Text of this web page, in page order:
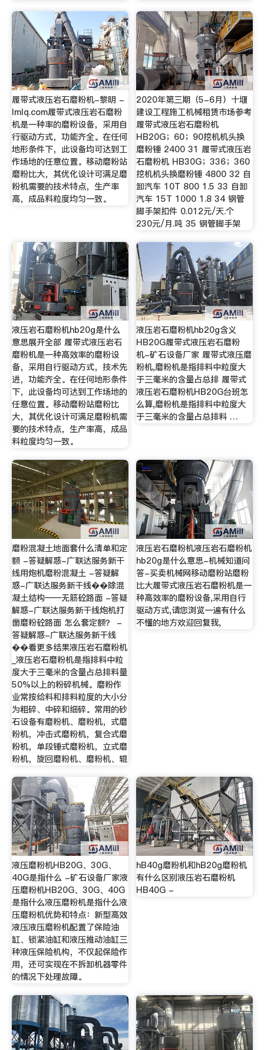
履带式液压岩石磨粉机-黎明 -
lmlq.com履带式液压岩石磨粉
机是一种率的磨粉设备，采用自
行驱动方式，功能齐全。在任何
地形条件下，此设备均可达到工
作场地的任意位置。移动磨粉站
磨粉比大，其优化设计可满足磨
粉机需要的技术特点，生产率
高，成品料粒度均匀一致。
2020年第三期（5-6月）十堰
建设工程施工机械租赁市场参考
履带式液压岩石磨粉机
HB20G；60；90挖机机头换
磨粉锤 2400 31 履带式液压岩
石磨粉机 HB30G；336；360
挖机机头换磨粉锤 4800 32 自
卸汽车 10T 800 1.5 33 自卸
汽车 15T 1000 1.8 34 钢管
脚手架扣件 0.012元/天.个
230元/月.吨 35 钢管脚手架
液压岩石磨粉机hb20g是什么
意思展开全部 履带式液压岩石
磨粉机是一种高效率的磨粉设
备，采用自行驱动方式，技术先
进，功能齐全。在任何地形条件
下，此设备均可达到工作场地的
任意位置。移动磨粉站磨粉比
大，其优化设计可满足磨粉机需
要的技术特点，生产率高，成品
料粒度均匀一致。
液压岩石磨粉机hb20g含义
HB20G履带式液压岩石磨粉
机-矿石设备厂家 履带式液压磨
粉机,磨粉机是指排料中粒度大
于三毫米的含量占总排 履带式
液压岩石磨粉机HB20G台班怎
么算,磨粉机是指排料中粒度大
于三毫米的含量占总排料 …
磨粉混凝土地面套什么清单和定
额 -答疑解惑-广联达服务新干
线用炮机磨粉混凝土 -答疑解
惑-广联达服务新干线��除混
凝土结构——无筋砼路面 -答疑
解惑-广联达服务新干线炮机打
凿磨粉砼路面 怎么套定额？ -
答疑解惑-广联达服务新干线
��看更多结果液压岩石磨粉机
_液压岩石磨粉机是指排料中粒
度大于三毫米的含量占总排料量
50%以上的粉碎机械。磨粉作
业常按给料和排料粒度的大小分
为粗碎、中碎和细碎。常用的砂
石设备有磨粉机、磨粉机，式磨
粉机，冲击式磨粉机，复合式磨
粉机，单段锤式磨粉机，立式磨
粉机，旋回磨粉机、磨粉机、辊
液压岩石磨粉机液压岩石磨粉机
hb20g是什么意思-机械知道问
答-买卖机械网移动磨粉站磨粉
比大履带式液压岩石磨粉机是一
种高效率的磨粉设备,采用自行
驱动方式,请您浏览一遍有什么
不懂的地方欢迎回复我,
液压磨粉机HB20G、30G、
40G是指什么 -矿石设备厂家液
压磨粉机HB20G、30G、40G
是指什么液压磨粉机是指什么液
压磨粉机优势和特点：新型高效
液压液压磨粉机配置了保险油
缸、锁紧油缸和液压推动油缸三
种液压保险机构，不仅起保险作
用，还可实现在不拆卸机器零件
的情况下处理故障。
hB40g磨粉机和hB20g磨粉机
有什么区别液压岩石磨粉机
HB40G -